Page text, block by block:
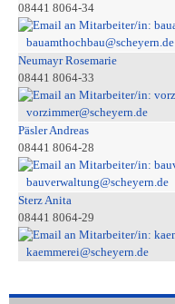
08441 8064-34
bauamthochbau@scheyern.de
Neumayr Rosemarie
08441 8064-33
vorzimmer@scheyern.de
Päsler Andreas
08441 8064-28
bauverwaltung@scheyern.de
Sterz Anita
08441 8064-29
kaemmerei@scheyern.de